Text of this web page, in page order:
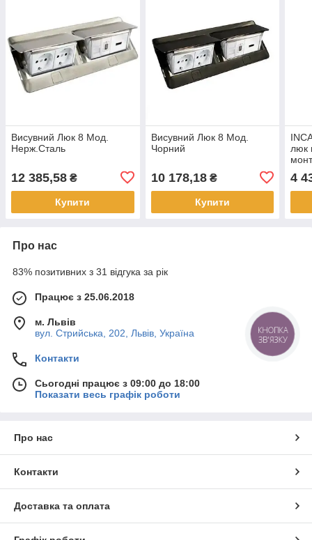
Висувний Люк 8 Мод.
Нерж.Сталь
12 385,58 ₴
Купити
Висувний Люк 8 Мод.
Чорний
10 178,18₴
Купити
люк
4
Про нас
83% позитивних з 31 відгука за рік
Працює з 25.06.2018
м. Львів
вул. Стрийська, 202, Львів, Україна
Контакти
Сьогодні працює з 09:00 до 18:00
Показати весь графік роботи
Про нас
Контакти
Доставка та оплата
КНОПКА
ЗВ'ЯЗКУ